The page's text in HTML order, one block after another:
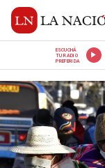
ESCUCHÁ
TU RADIO
PREFERIDA